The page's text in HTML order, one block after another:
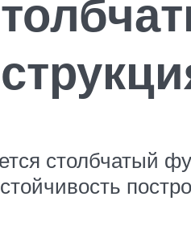
столбчатый